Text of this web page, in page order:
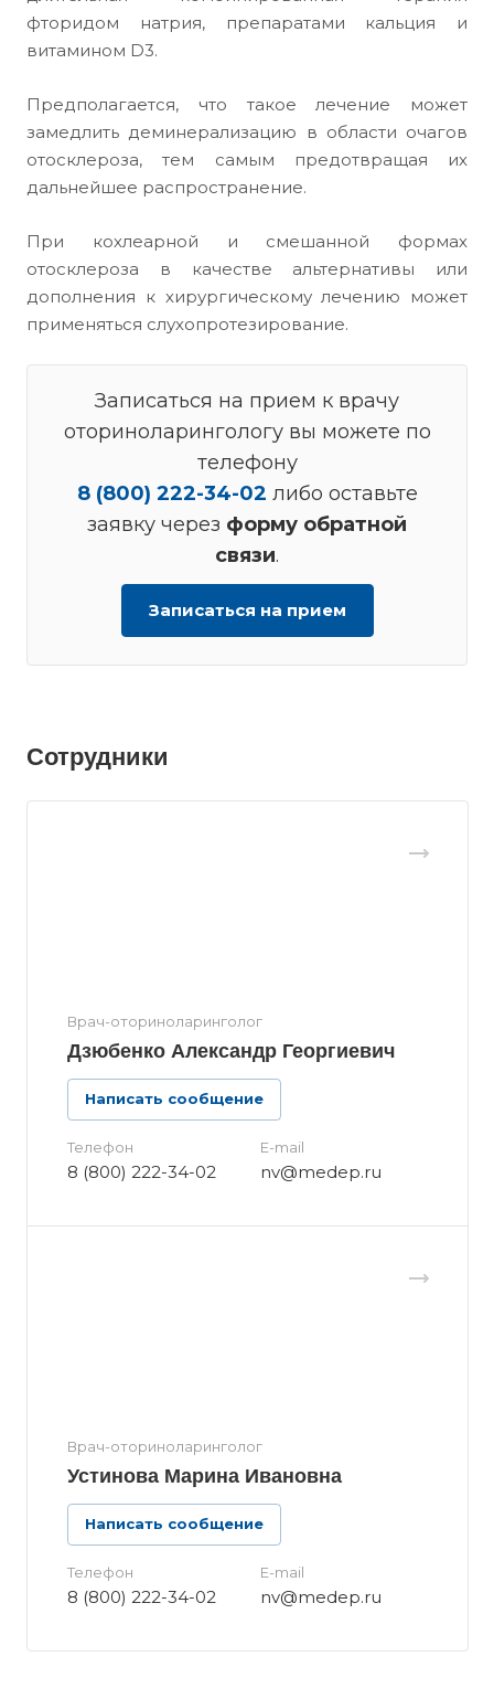
фторидом натрия, препаратами кальция и
витамином D3.
Предполагается, что такое лечение может
замедлить деминерализацию в области очагов
отосклероза, тем самым предотвращая их
дальнейшее распространение.
При кохлеарной и смешанной формах
отосклероза в качестве альтернативы или
дополнения к хирургическому лечению может
применяться слухопротезирование.
Записаться на прием к врачу
оториноларингологу вы можете по
телефону
8 (800) 222-34-02 либо оставьте
заявку через форму обратной
связи.
Записаться на прием
Сотрудники
Врач-оториноларинголог
Дзюбенко Александр Георгиевич
Написать сообщение
Телефон
8 (800) 222-34-02
E-mail
nv@medep.ru
Врач-оториноларинголог
Устинова Марина Ивановна
Написать сообщение
Телефон
8 (800) 222-34-02
E-mail
nv@medep.ru